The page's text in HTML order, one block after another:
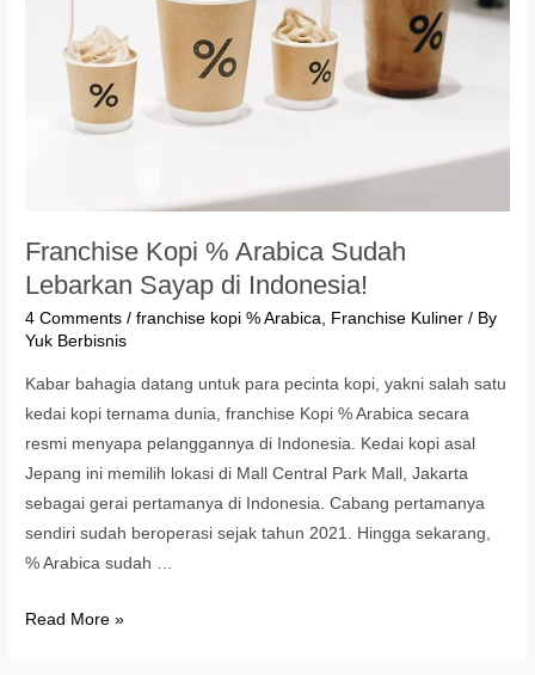
Franchise Kopi % Arabica Sudah
Lebarkan Sayap di Indonesia!
4 Comments /franchise kopi % Arabica, Franchise Kuliner / By
Yuk Berbisnis
Kabar bahagia datang untuk para pecinta kopi, yakni salah satu
kedai kopi ternama dunia, franchise Kopi % Arabica secara
resmi menyapa pelanggannya di Indonesia. Kedai kopi asal
Jepang ini memilih lokasi di Mall Central Park Mall, Jakarta
sebagai gerai pertamanya di Indonesia. Cabang pertamanya
sendiri sudah beroperasi sejak tahun 2021. Hingga sekarang,
% Arabica sudah …
Franchise
Read More »